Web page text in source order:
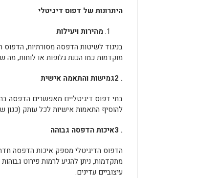
היתרונות של דפוס דיגיטלי
מהירות ויעילות
בניגוד לשיטות הדפסה מסורתיות,
מוקדמות כמו הכנת גלופות או לוחות, מה
. 2
גמישות והתאמה אישית
בתי דפוס דיגיטליים מאפשרים הדפסה
להוסיף התאמות אישיות לכל עותק (כגון
. 3
איכות הדפסה גבוהה
הדפוס הדיגיטלי מספק איכות הדפסה חדה
מתקדמות, ניתן להגיע לרמות פירוט
עיצוביים עדינים.